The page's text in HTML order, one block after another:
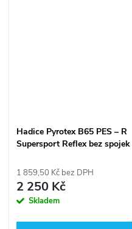
Hadice Pyrotex B65 PES – R
Supersport Reflex bez spojek
1 859,50 Kč bez DPH
2 250 Kč
Skladem